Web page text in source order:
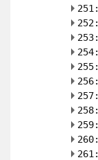
251:
252:
253:
254:
255:
256:
257:
258:
259:
260:
261: